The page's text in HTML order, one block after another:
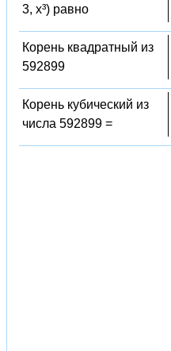
3, x³) равно
Корень квадратный из
592899
Корень кубический из
числа 592899 =